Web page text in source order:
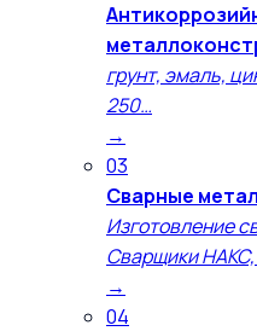
грунт, эмаль,
250…
→
03
Сварные
Изготовление
Сварщики
→
04